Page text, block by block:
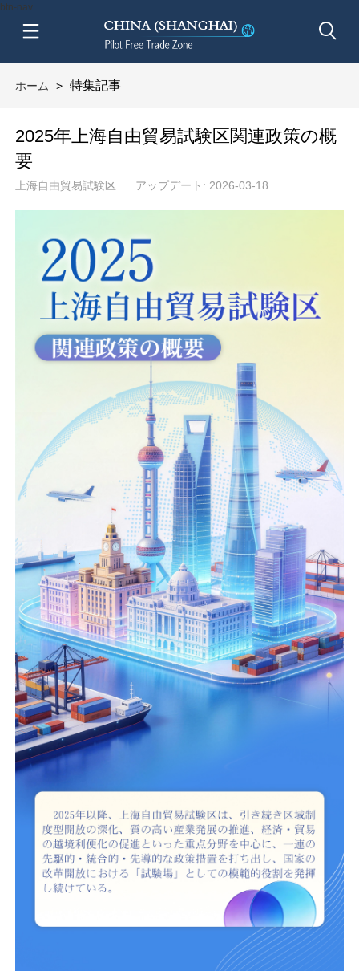
btn-nav
ホーム > 特集記事
2025年上海自由貿易試験区関連政策の概
要
上海自由貿易試験区 アップデート: 2026-03-18